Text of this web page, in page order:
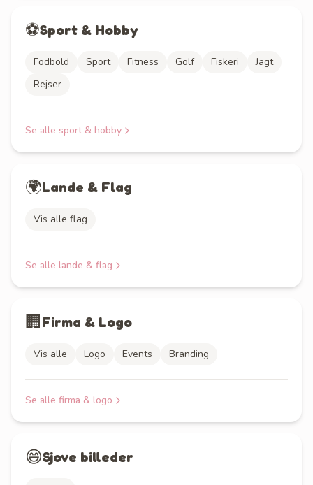
⚽Sport & Hobby
Fodbold Sport Fitness Golf Fiskeri
Jagt
Rejser
Se alle sport & hobby
🌍Lande & Flag
Vis alle flag
Se alle lande & flag
🏢Firma & Logo
Vis alle Logo Events Branding
Se alle firma & logo
😄Sjove billeder